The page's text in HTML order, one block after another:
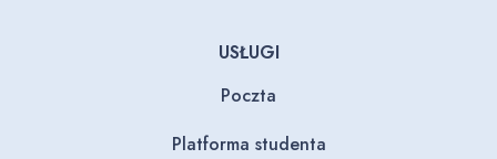
USŁUGI
Poczta
Platforma studenta